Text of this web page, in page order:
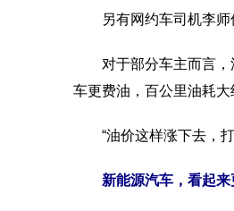
另有网约车司机李师傅
对于部分车主而言，油
车更费油，百公里油耗
“油价这样涨下去，打
新能源汽车，看起来